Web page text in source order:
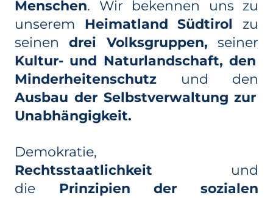
Menschen. Wir bekennen uns zu
unserem Heimatland Südtirol zu
seinendrei Volksgruppen,seiner
Kultur- und Naturlandschaft, den
Minderheitenschutz und den
Ausbau der Selbstverwaltung zur
Unabhängigkeit.
Demokratie,
Rechtsstaatlichkeit und
die Prinzipien der sozialen